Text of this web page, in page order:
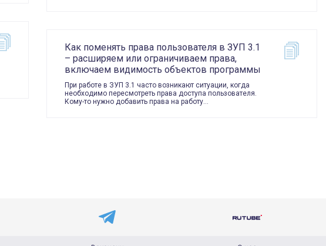
Как поменять права пользователя в ЗУП 3.1
– расширяем или ограничиваем права,
включаем видимость объектов программы
При работе в ЗУП 3.1 часто возникают ситуации, когда
необходимо пересмотреть права доступа пользователя.
Кому-то нужно добавить права на работу…